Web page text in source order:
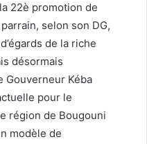
22è promotion de
selon son DG,
de la riche
désormais
Gouverneur Kéba
pour le
région de Bougouni
modèle de